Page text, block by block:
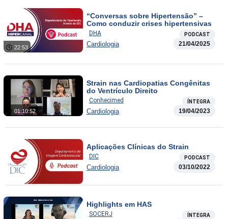
22:53
“Conversas sobre Hipertensão” –
Como conduzir crises hipertensivas
DHA PODCAST
Cardiologia 21/04/2025
01:10:52
Strain nas Cardiopatias Congênitas
do Ventrículo Direito
Conhecimed ÍNTEGRA
Cardiologia 19/04/2023
Aplicações Clínicas do Strain
DIC PODCAST
Cardiologia 03/10/2022
Highlights em HAS
SOCERJ ÍNTEGRA